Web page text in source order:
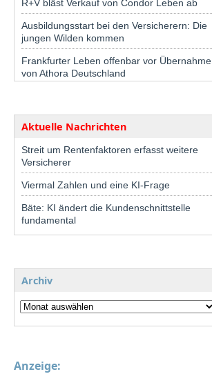
R+V bläst Verkauf von Condor Leben ab
Ausbildungsstart bei den Versicherern: Die
jungen Wilden kommen
Frankfurter Leben offenbar vor Übernahme
von Athora Deutschland
Aktuelle Nachrichten
Streit um Rentenfaktoren erfasst weitere
Versicherer
Viermal Zahlen und eine KI-Frage
Bäte: KI ändert die Kundenschnittstelle
fundamental
Archiv
Anzeige: